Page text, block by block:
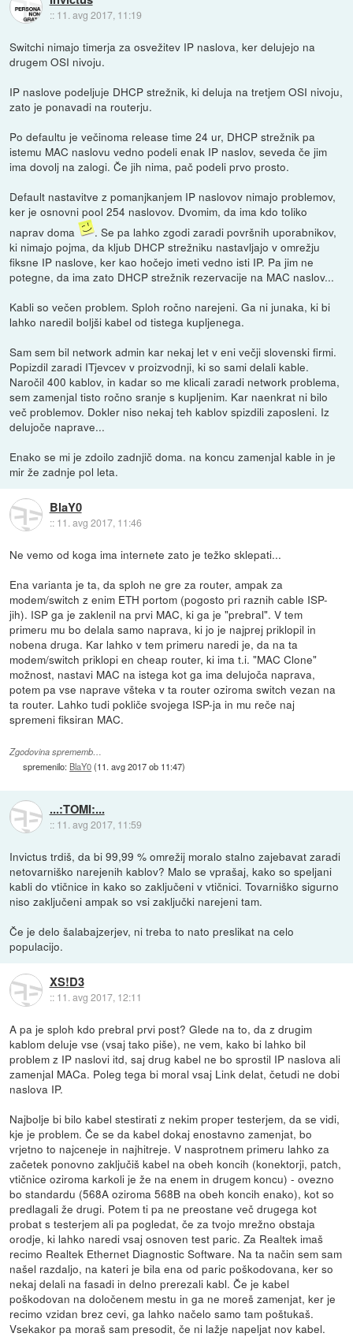
:: 11. avg 2017, 11:19
Switchi nimajo timerja za osvežitev IP naslova, ker delujejo na
drugem OSI nivoju.
IP naslove podeljuje DHCP strežnik, ki deluja na tretjem OSI nivoju,
zato je ponavadi na routerju.
Po defaultu je večinoma release time 24 ur, DHCP strežnik pa
istemu MAC naslovu vedno podeli enak IP naslov, seveda če jim
ima dovolj na zalogi. Če jih nima, pač podeli prvo prosto.
Default nastavitve z pomanjkanjem IP naslovov nimajo problemov,
ker je osnovni pool 254 naslovov. Dvomim, da ima kdo toliko
naprav doma
. Se pa lahko zgodi zaradi površnih uporabnikov,
ki nimajo pojma, da kljub DHCP strežniku nastavljajo v omrežju
fiksne IP naslove, ker kao hočejo imeti vedno isti IP. Pa jim ne
potegne, da ima zato DHCP strežnik rezervacije na MAC naslov...
Kabli so večen problem. Sploh ročno narejeni. Ga ni junaka, ki bi
lahko naredil boljši kabel od tistega kupljenega.
Sam sem bil network admin kar nekaj let v eni večji slovenski firmi.
Popizdil zaradi ITjevcev v proizvodnji, ki so sami delali kable.
Naročil 400 kablov, in kadar so me klicali zaradi network problema,
sem zamenjal tisto ročno sranje s kupljenim. Kar naenkrat ni bilo
več problemov. Dokler niso nekaj teh kablov spizdili zaposleni. Iz
delujoče naprave...
Enako se mi je zdoilo zadnjič doma. na koncu zamenjal kable in je
mir že zadnje pol leta.
BlaY0
:: 11. avg 2017, 11:46
Ne vemo od koga ima internete zato je težko sklepati...
Ena varianta je ta, da sploh ne gre za router, ampak za
modem/switch z enim ETH portom (pogosto pri raznih cable ISP-
jih). ISP ga je zaklenil na prvi MAC, ki ga je "prebral". V tem
primeru mu bo delala samo naprava, ki jo je najprej priklopil in
nobena druga. Kar lahko v tem primeru naredi je, da na ta
modem/switch priklopi en cheap router, ki ima t.i. "MAC Clone"
možnost, nastavi MAC na istega kot ga ima delujoča naprava,
potem pa vse naprave všteka v ta router oziroma switch vezan na
ta router. Lahko tudi pokliče svojega ISP-ja in mu reče naj
spremeni fiksiran MAC.
Zgodovina sprememb…
spremenilo: BlaY0(11. avg 2017 ob 11:47)
...:TOMI:...
:: 11. avg 2017, 11:59
Invictus trdiš, da bi 99,99 % omrežij moralo stalno zajebavat zaradi
netovarniško narejenih kablov? Malo se vprašaj, kako so speljani
kabli do vtičnice in kako so zaključeni v vtičnici. Tovarniško sigurno
niso zaključeni ampak so vsi zaključki narejeni tam.
Če je delo šalabajzerjev, ni treba to nato preslikat na celo
populacijo.
XS!D3
:: 11. avg 2017, 12:11
A pa je sploh kdo prebral prvi post? Glede na to, da z drugim
kablom deluje vse (vsaj tako piše), ne vem, kako bi lahko bil
problem z IP naslovi itd, saj drug kabel ne bo sprostil IP naslova ali
zamenjal MACa. Poleg tega bi moral vsaj Link delat, četudi ne dobi
naslova IP.
Najbolje bi bilo kabel stestirati z nekim proper testerjem, da se vidi,
kje je problem. Če se da kabel dokaj enostavno zamenjat, bo
vrjetno to najceneje in najhitreje. V nasprotnem primeru lahko za
začetek ponovno zaključiš kabel na obeh koncih (konektorji, patch,
vtičnice oziroma karkoli je že na enem in drugem koncu) - ovezno
bo standardu (568A oziroma 568B na obeh koncih enako), kot so
predlagali že drugi. Potem ti pa ne preostane več drugega kot
probat s testerjem ali pa pogledat, če za tvojo mrežno obstaja
orodje, ki lahko naredi vsaj osnoven test paric. Za Realtek imaš
recimo Realtek Ethernet Diagnostic Software. Na ta način sem sam
našel razdaljo, na kateri je bila ena od paric poškodovana, ker so
nekaj delali na fasadi in delno prerezali kabl. Če je kabel
poškodovan na določenem mestu in ga ne moreš zamenjat, ker je
recimo vzidan brez cevi, ga lahko načelo samo tam poštukaš.
Vsekakor pa moraš sam presodit, če ni lažje napeljat nov kabel.